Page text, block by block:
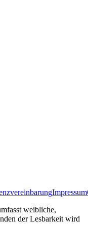
Impressum
weibliche,
der Lesbarkeit wird